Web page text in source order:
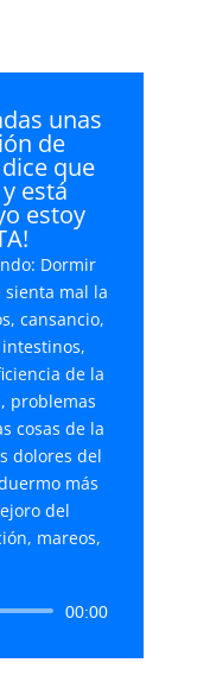
unas
de
que
está
estoy
Dormir
sienta mal la
cansancio,
de la
problemas
cosas de la
dolores del
más
del
mareos,
00:00